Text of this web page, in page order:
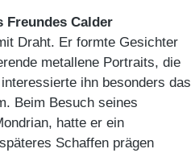
Freundes Calder
Draht. Er formte Gesichter
metallene Portraits, die
ihn besonders das
Beim Besuch seines
hatte er ein
Schaffen prägen